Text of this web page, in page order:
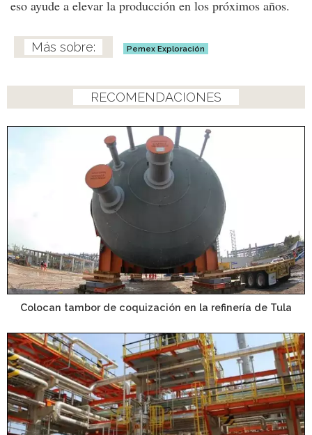
eso ayude a elevar la producción en los próximos años.
Pemex Exploración
RECOMENDACIONES
Colocan tambor de coquización en la refinería de Tula